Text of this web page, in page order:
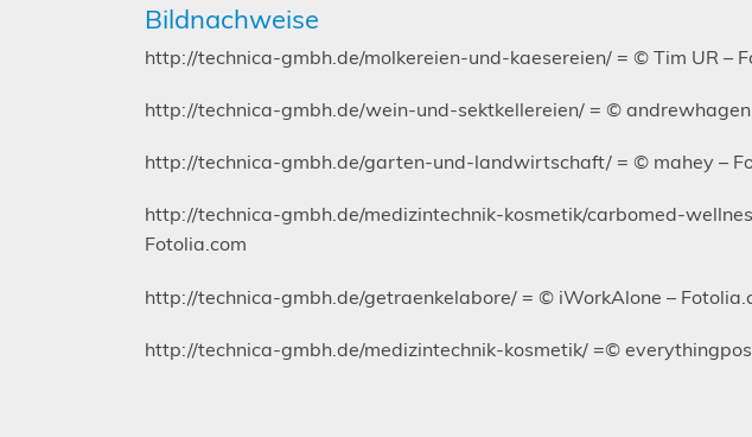
Bildnachweise
http://technica-gmbh.de/molkereien-und-kaesereien/ = © Tim UR –
http://technica-gmbh.de/wein-und-sektkellereien/ = © andrewhagen
http://technica-gmbh.de/garten-und-landwirtschaft/ = © mahey –
http://technica-gmbh.de/medizintechnik-kosmetik/carbomed-
Fotolia.com
http://technica-gmbh.de/getraenkelabore/ = © iWorkAlone –
http://technica-gmbh.de/medizintechnik-kosmetik/ =©